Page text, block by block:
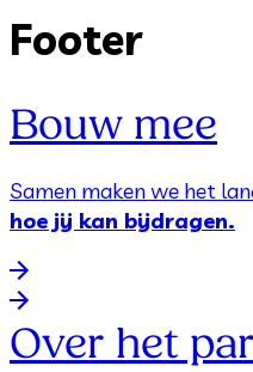
Footer
Bouw mee
Samen maken we het
hoe jij kan bijdragen.
Over het